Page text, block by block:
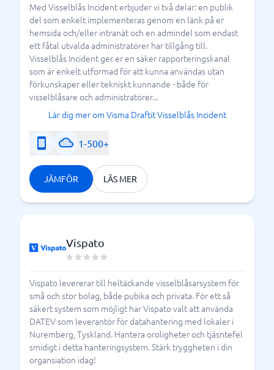
Med Visselblås Incident erbjuder vi två delar: en publik
del som enkelt implementeras genom en länk på er
hemsida och/eller intranät och en admindel som endast
ett fåtal utvalda administratörer har tillgång till.
Visselblås Incident ger er en säker rapporteringskanal
som är enkelt utformad för att kunna användas utan
förkunskaper eller tekniskt kunnande - både för
visselblåsare och administratörer...
Lär dig mer om Visma Draftit Visselblås Incident
1-500+
JÄMFÖR LÄS MER
Vispato
Vispato levererar till heltäckande visselblåsarsystem för
små och stor bolag, både pubika och privata. För ett så
säkert system som möjligt har Vispato valt att använda
DATEV som leverantör för datahantering med lokaler i
Nuremberg, Tyskland. Hantera oroligheter och tjäsntefel
smidigt i detta hanteringsystem. Stärk tryggheten i din
organsiation idag!